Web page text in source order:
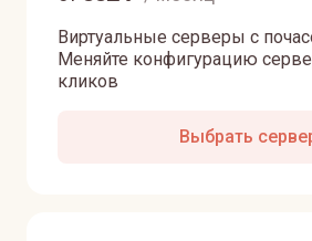
Виртуальные серверы с
Меняйте конфигурацию
кликов
Выбрать